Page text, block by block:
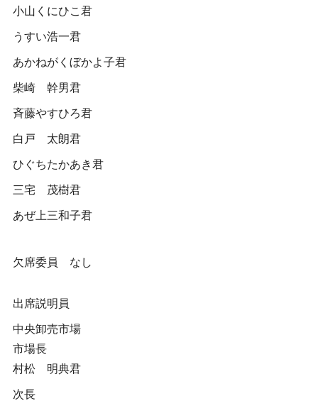
小山くにひこ君
うすい浩一君
あかねがくぼかよ子君
柴崎 幹男君
斉藤やすひろ君
白戸 太朗君
ひぐちたかあき君
三宅 茂樹君
あぜ上三和子君
欠席委員 なし
出席説明員
中央卸売市場
市場長
村松 明典君
次長